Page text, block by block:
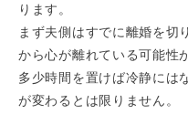
ります。
まず夫側はすでに離婚を切
から心が離れている可能性
多少時間を置けば冷静には
が変わるとは限りません。